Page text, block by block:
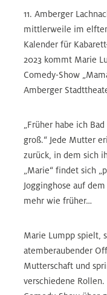
11. Amberger
mittlerweile im
Kalender für
2023 kommt Marie
Comedy-Show
Amberger
„Früher habe ich
groß.“ Jede Mutter
zurück, in dem sich
„Marie“ findet sich
Jogginghose auf
mehr wie früher…
Marie Lumpp spielt,
atemberaubender
Mutterschaft und
verschiedene